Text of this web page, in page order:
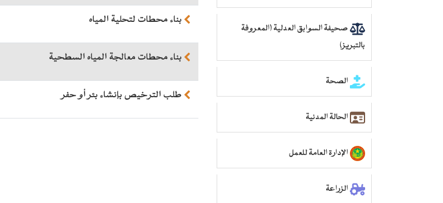
صحيفة السوابق العدلية (المعروفة
بالتبريز)
الصحة
الحالة المدنية
الإدارة العامة للعمل
الزراعة
بناء محطات لتحلية المياه
بناء محطات معالجة المياه السطحية
طلب الترخيص بإنشاء بئر أو حفر